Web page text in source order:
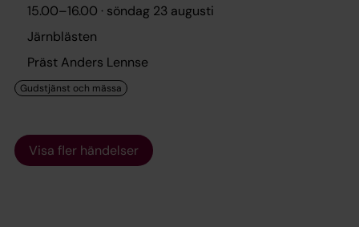
15.00–16.00 · söndag 23 augusti
Järnblästen
Präst Anders Lennse
Visa fler händelser